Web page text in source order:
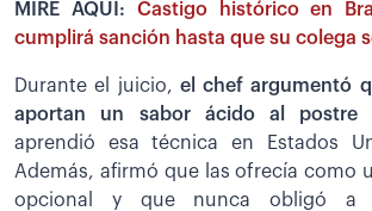
MIRE AQUÍ: Castigo histórico en
cumplirá sanción hasta que su colega
Durante el juicio, el chef argumentó
aportan un sabor ácido al postre
aprendió esa técnica en Estados
Además, afirmó que las ofrecía como
opcional y que nunca obligó a